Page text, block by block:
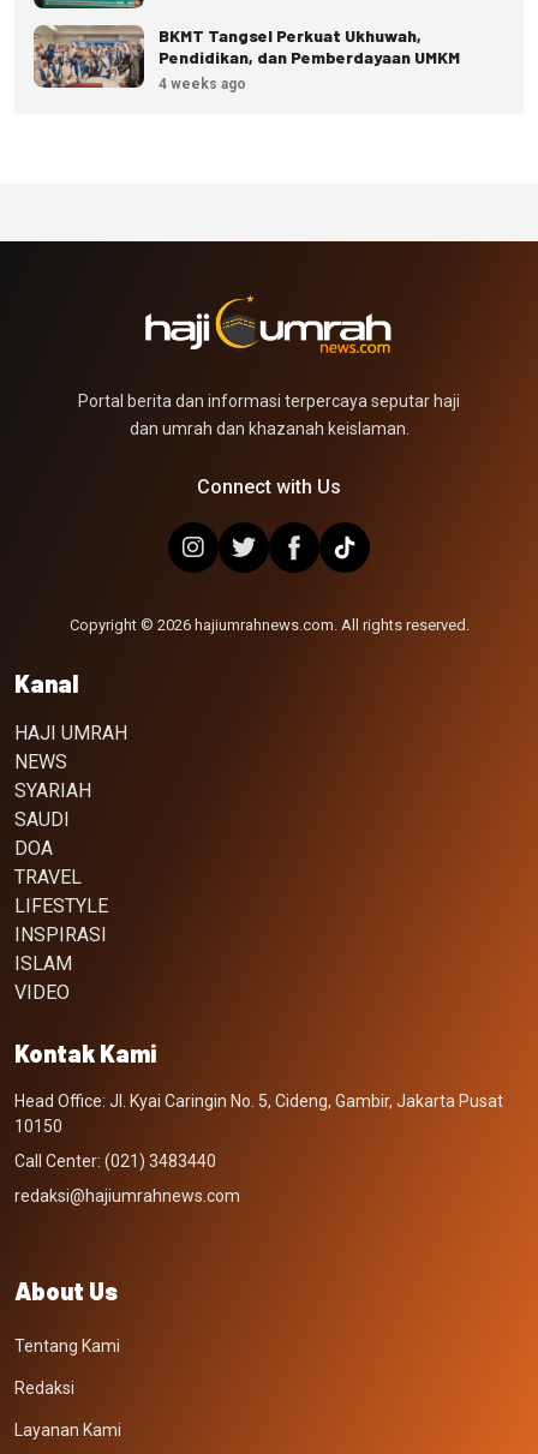
BKMT Tangsel Perkuat Ukhuwah,
Pendidikan, dan Pemberdayaan UMKM
4 weeks ago
Portal berita dan informasi terpercaya seputar haji
dan umrah dan khazanah keislaman.
Connect with Us
Copyright © 2026 hajiumrahnews.com. All rights reserved.
Kanal
HAJI UMRAH
NEWS
SYARIAH
SAUDI
DOA
TRAVEL
LIFESTYLE
INSPIRASI
ISLAM
VIDEO
Kontak Kami
Head Office: Jl. Kyai Caringin No. 5, Cideng, Gambir, Jakarta Pusat
10150
Call Center: (021) 3483440
redaksi@hajiumrahnews.com
About Us
Tentang Kami
Redaksi
Layanan Kami